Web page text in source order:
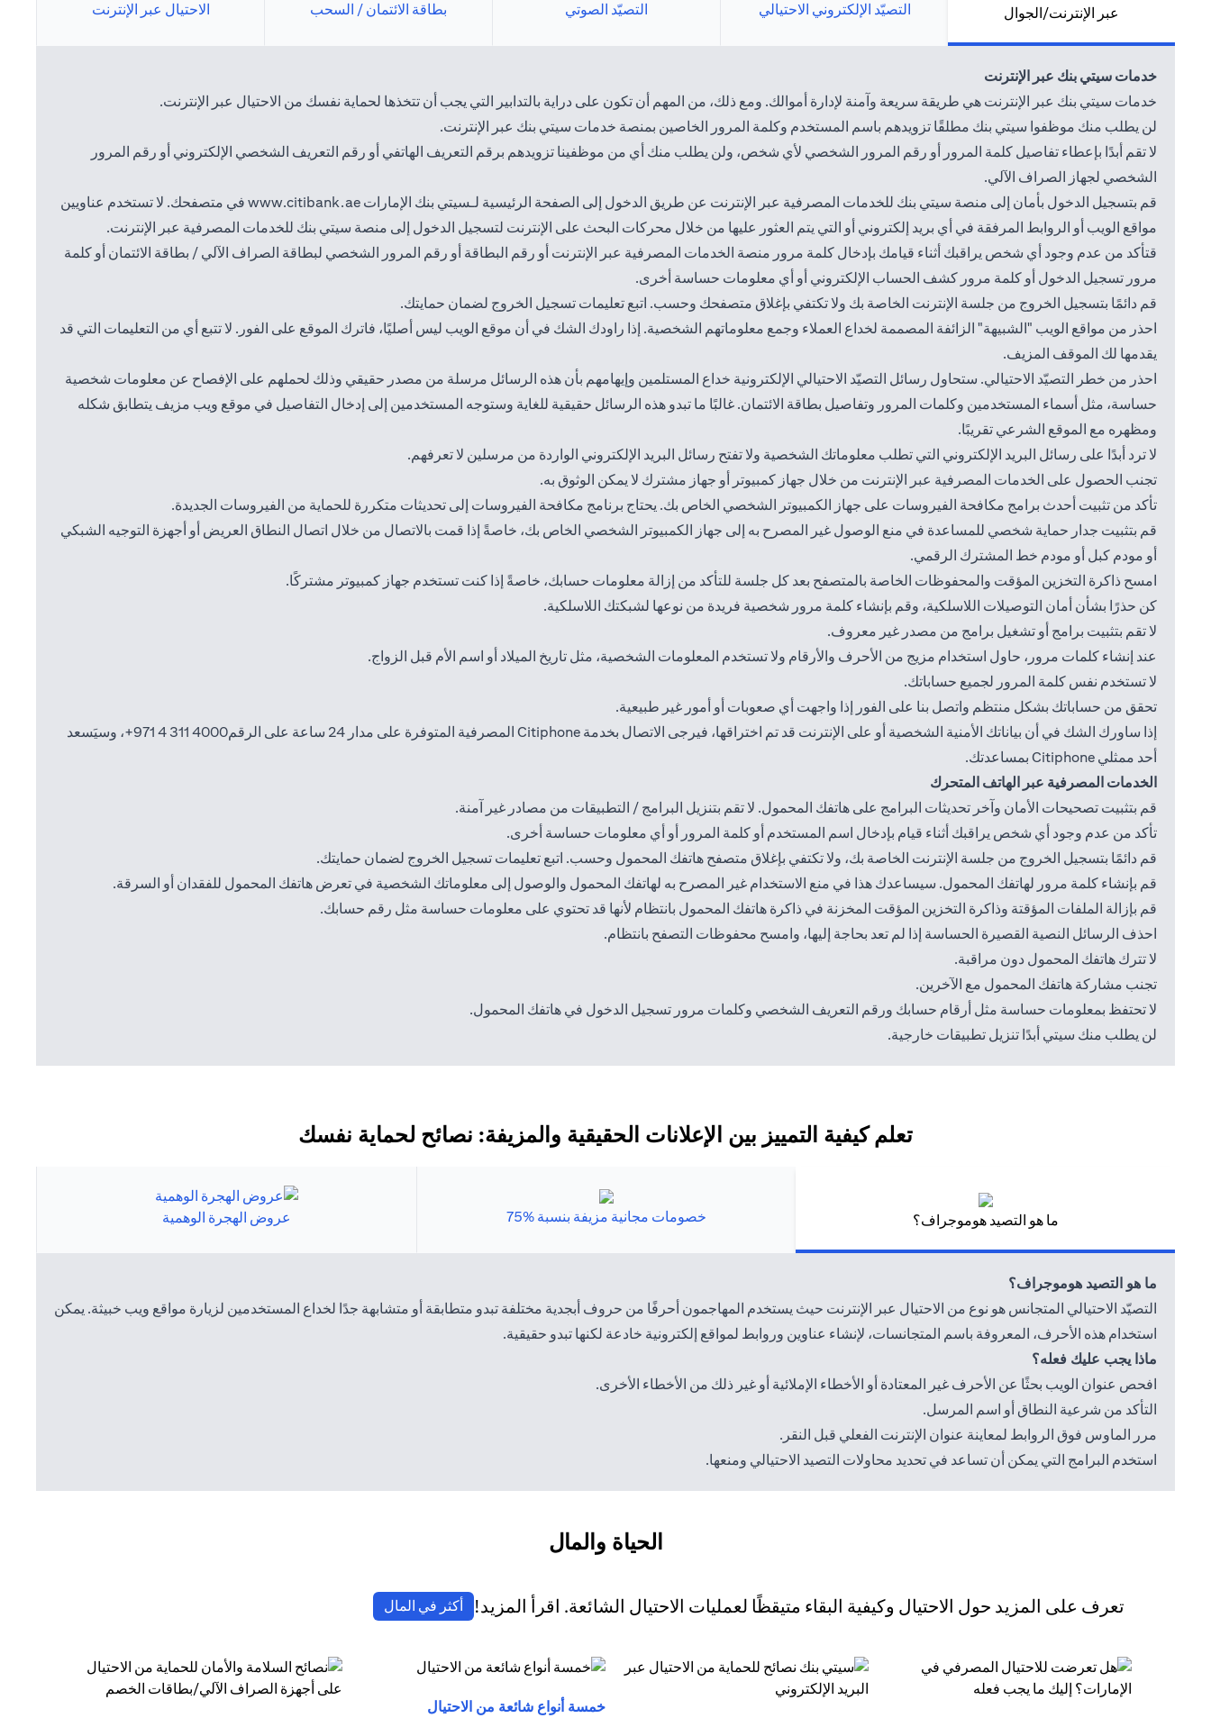
عبر الإنترنت/الجوال التصيّد الإلكتروني الاحتيالي التصيّد الصوتي بطاقة الائتمان / السحب الاحتيال عبر الإنترنت
خدمات سيتي بنك عبر الإنترنت
خدمات سيتي بنك عبر الإنترنت هي طريقة سريعة وآمنة لإدارة أموالك. ومع ذلك، من المهم أن تكون على دراية بالتدابير التي يجب أن تتخذها لحماية نفسك من الاحتيال عبر الإنترنت.
لن يطلب منك موظفوا سيتي بنك مطلقًا تزويدهم باسم المستخدم وكلمة المرور الخاصين بمنصة خدمات سيتي بنك عبر الإنترنت.
لا تقم أبدًا بإعطاء تفاصيل كلمة المرور أو رقم المرور الشخصي لأي شخص، ولن يطلب منك أي من موظفينا تزويدهم برقم التعريف الهاتفي أو رقم التعريف الشخصي الإلكتروني أو رقم المرور
الشخصي لجهاز الصراف الآلي.
قم بتسجيل الدخول بأمان إلى منصة سيتي بنك للخدمات المصرفية عبر الإنترنت عن طريق الدخول إلى الصفحة الرئيسية لـسيتي بنك الإمارات www.citibank.ae
(opens in a new tab)في متصفحك. لا تستخدم عناويين
مواقع الويب أو الروابط المرفقة في أي بريد إلكتروني أو التي يتم العثور عليها من خلال محركات البحث على الإنترنت لتسجيل الدخول إلى منصة سيتي بنك للخدمات المصرفية عبر الإنترنت.
قتأكد من عدم وجود أي شخص يراقبك أثناء قيامك بإدخال كلمة مرور منصة الخدمات المصرفية عبر الإنترنت أو رقم البطاقة أو رقم المرور الشخصي لبطاقة الصراف الآلي / بطاقة الائتمان أو كلمة
مرور تسجيل الدخول أو كلمة مرور كشف الحساب الإلكتروني أو أي معلومات حساسة أخرى.
قم دائمًا بتسجيل الخروج من جلسة الإنترنت الخاصة بك ولا تكتفي بإغلاق متصفحك وحسب. اتبع تعليمات تسجيل الخروج لضمان حمايتك.
احذر من مواقع الويب "الشبيهة" الزائفة المصممة لخداع العملاء وجمع معلوماتهم الشخصية. إذا راودك الشك في أن موقع الويب ليس أصليًا، فاترك الموقع على الفور. لا تتبع أي من التعليمات التي قد
يقدمها لك الموقف المزيف.
احذر من خطر التصيّد الاحتيالي. ستحاول رسائل التصيّد الاحتيالي الإلكترونية خداع المستلمين وإيهامهم بأن هذه الرسائل مرسلة من مصدر حقيقي وذلك لحملهم على الإفصاح عن معلومات شخصية
حساسة، مثل أسماء المستخدمين وكلمات المرور وتفاصيل بطاقة الائتمان. غالبًا ما تبدو هذه الرسائل حقيقية للغاية وستوجه المستخدمين إلى إدخال التفاصيل في موقع ويب مزيف يتطابق شكله
ومظهره مع الموقع الشرعي تقريبًا.
لا ترد أبدًا على رسائل البريد الإلكتروني التي تطلب معلوماتك الشخصية ولا تفتح رسائل البريد الإلكتروني الواردة من مرسلين لا تعرفهم.
تجنب الحصول على الخدمات المصرفية عبر الإنترنت من خلال جهاز كمبيوتر أو جهاز مشترك لا يمكن الوثوق به.
تأكد من تثبيت أحدث برامج مكافحة الفيروسات على جهاز الكمبيوتر الشخصي الخاص بك. يحتاج برنامج مكافحة الفيروسات إلى تحديثات متكررة للحماية من الفيروسات الجديدة.
قم بتثبيت جدار حماية شخصي للمساعدة في منع الوصول غير المصرح به إلى جهاز الكمبيوتر الشخصي الخاص بك، خاصةً إذا قمت بالاتصال من خلال اتصال النطاق العريض أو أجهزة التوجيه الشبكي
أو مودم كبل أو مودم خط المشترك الرقمي.
امسح ذاكرة التخزين المؤقت والمحفوظات الخاصة بالمتصفح بعد كل جلسة للتأكد من إزالة معلومات حسابك، خاصةً إذا كنت تستخدم جهاز كمبيوتر مشتركًا.
كن حذرًا بشأن أمان التوصيلات اللاسلكية، وقم بإنشاء كلمة مرور شخصية فريدة من نوعها لشبكتك اللاسلكية.
لا تقم بتثبيت برامج أو تشغيل برامج من مصدر غير معروف.
عند إنشاء كلمات مرور، حاول استخدام مزيج من الأحرف والأرقام ولا تستخدم المعلومات الشخصية، مثل تاريخ الميلاد أو اسم الأم قبل الزواج.
لا تستخدم نفس كلمة المرور لجميع حساباتك.
تحقق من حساباتك بشكل منتظم واتصل بنا على الفور إذا واجهت أي صعوبات أو أمور غير طبيعية.
إذا ساورك الشك في أن بياناتك الأمنية الشخصية أو على الإنترنت قد تم اختراقها، فيرجى الاتصال بخدمة Citiphone المصرفية المتوفرة على مدار 24 ساعة على الرقم
4000 311 4 971+
، وسيَسعد
أحد ممثلي Citiphone بمساعدتك.
الخدمات المصرفية عبر الهاتف المتحرك
قم بتثبيت تصحيحات الأمان وآخر تحديثات البرامج على هاتفك المحمول. لا تقم بتنزيل البرامج / التطبيقات من مصادر غير آمنة.
تأكد من عدم وجود أي شخص يراقبك أثناء قيام بإدخال اسم المستخدم أو كلمة المرور أو أي معلومات حساسة أخرى.
قم دائمًا بتسجيل الخروج من جلسة الإنترنت الخاصة بك، ولا تكتفي بإغلاق متصفح هاتفك المحمول وحسب. اتبع تعليمات تسجيل الخروج لضمان حمايتك.
قم بإنشاء كلمة مرور لهاتفك المحمول. سيساعدك هذا في منع الاستخدام غير المصرح به لهاتفك المحمول والوصول إلى معلوماتك الشخصية في تعرض هاتفك المحمول للفقدان أو السرقة.
قم بإزالة الملفات المؤقتة وذاكرة التخزين المؤقت المخزنة في ذاكرة هاتفك المحمول بانتظام لأنها قد تحتوي على معلومات حساسة مثل رقم حسابك.
احذف الرسائل النصية القصيرة الحساسة إذا لم تعد بحاجة إليها، وامسح محفوظات التصفح بانتظام.
لا تترك هاتفك المحمول دون مراقبة.
تجنب مشاركة هاتفك المحمول مع الآخرين.
لا تحتفظ بمعلومات حساسة مثل أرقام حسابك ورقم التعريف الشخصي وكلمات مرور تسجيل الدخول في هاتفك المحمول.
لن يطلب منك سيتي أبدًا تنزيل تطبيقات خارجية.
تعلم كيفية التمييز بين الإعلانات الحقيقية والمزيفة: نصائح لحماية نفسك
ما هو التصيد هوموجراف؟ خصومات مجانية مزيفة بنسبة %75 عروض الهجرة الوهمية
ما هو التصيد هوموجراف؟
التصيّد الاحتيالي المتجانس هو نوع من الاحتيال عبر الإنترنت حيث يستخدم المهاجمون أحرفًا من حروف أبجدية مختلفة تبدو متطابقة أو متشابهة جدًا لخداع المستخدمين لزيارة مواقع ويب خبيثة. يمكن
استخدام هذه الأحرف، المعروفة باسم المتجانسات، لإنشاء عناوين وروابط لمواقع إلكترونية خادعة لكنها تبدو حقيقية.
ماذا يجب عليك فعله؟
افحص عنوان الويب بحثًا عن الأحرف غير المعتادة أو الأخطاء الإملائية أو غير ذلك من الأخطاء الأخرى.
التأكد من شرعية النطاق أو اسم المرسل.
مرر الماوس فوق الروابط لمعاينة عنوان الإنترنت الفعلي قبل النقر.
استخدم البرامج التي يمكن أن تساعد في تحديد محاولات التصيد الاحتيالي ومنعها.
الحياة والمال
تعرف على المزيد حول الاحتيال وكيفية البقاء متيقظًا لعمليات الاحتيال الشائعة. اقرأ المزيد! أكثر في المال
خمسة أنواع شائعة من الاحتيال